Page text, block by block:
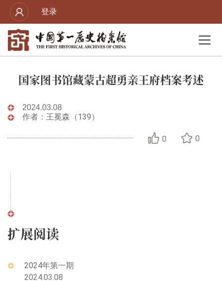
登录
国家图书馆藏蒙古超勇亲王府档案考述
2024.03.08
作者：王冕森（139）
0 0
扩展阅读
2024年第一期
2024.03.08